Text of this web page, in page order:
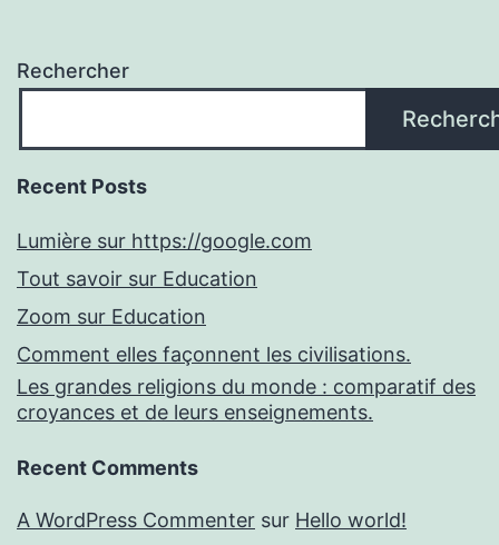
Rechercher
Recent Posts
Lumière sur https://google.com
Tout savoir sur Education
Zoom sur Education
Comment elles façonnent les civilisations.
Les grandes religions du monde : comparatif des
croyances et de leurs enseignements.
Recent Comments
A WordPress Commenter sur Hello world!